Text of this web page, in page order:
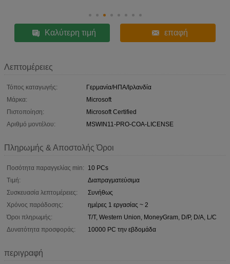
Καλύτερη τιμή επαφή
Λεπτομέρειες
Τόπος καταγωγής:
Γερμανία/ΗΠΑ/Ιρλανδία
Μάρκα:
Microsoft
Πιστοποίηση:
Microsoft Certified
Αριθμό μοντέλου:
MSWIN11-PRO-COA-LICENSE
Πληρωμής & Αποστολής Όροι
Ποσότητα παραγγελίας min:
10 PCs
Τιμή:
Διαπραγματεύσιμα
Συσκευασία λεπτομέρειες:
Συνήθως
Χρόνος παράδοσης:
ημέρες 1 εργασίας ~ 2
Όροι πληρωμής:
Τ/Τ, Western Union, MoneyGram, D/P, D/A, L/C
Δυνατότητα προσφοράς:
10000 PC την εβδομάδα
περιγραφή